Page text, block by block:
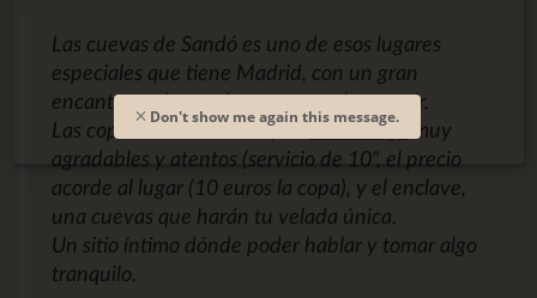
Las cuevas de Sandó es uno de esos lugares
especiales que tiene Madrid, con un gran
encanto, un lugar al que merece la pena ir.
Las copas son de calidad, loscamarer@s
muy
agradables y atentos (servicio de 10", el precio
acorde al lugar (10 euros la copa), y el enclave,
una cuevas que harán tu velada única.
Un sitio íntimo dónde poder hablar y tomar algo
tranquilo.
Don't show me again this message.